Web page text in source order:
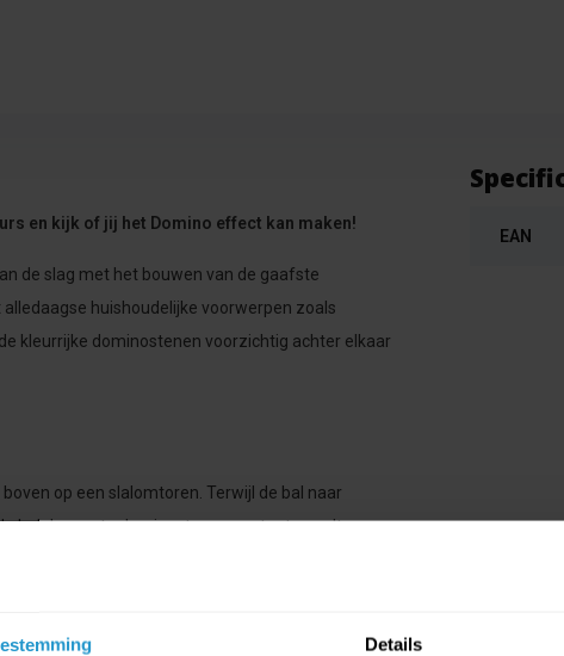
Details
en kijk of jij het Domino effect kan maken!
de slag met het bouwen van de gaafste
huishoudelijke voorwerpen zoals
kleurrijke dominostenen voorzichtig achter elkaar
op een slalomtoren. Terwijl de bal naar
bal de eerste dominosteen aanstoot, wordt er een
dominosteen om.
EAN